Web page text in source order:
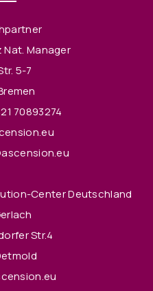
Manager
5-7
70893274
Center Deutschland
Str.4